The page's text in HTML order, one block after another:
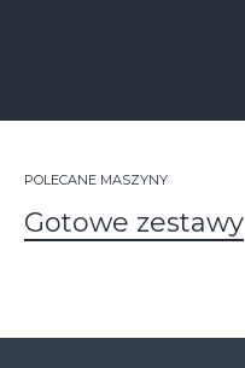
POLECANE MASZYNY
Gotowe zestawy